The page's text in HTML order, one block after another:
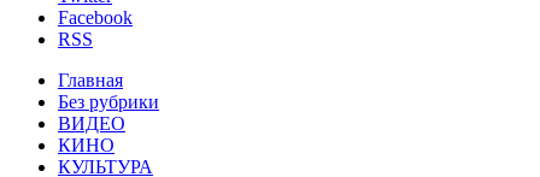
Facebook
RSS
Главная
Без рубрики
ВИДЕО
КИНО
КУЛЬТУРА